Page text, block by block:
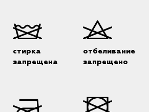
стирка
запрещена
отбеливание
запрещено